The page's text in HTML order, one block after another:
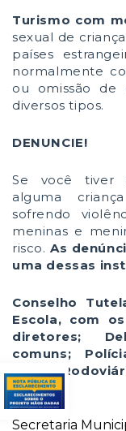
Turismo com
sexual de
países
normalmente
ou omissão de
diversos tipos.
DENUNCIE!
Se você tiver
alguma
sofrendo
meninas e
risco.As
uma dessas
Conselho
Escola, com
diretores;
comuns;
Polícia
Secretaria